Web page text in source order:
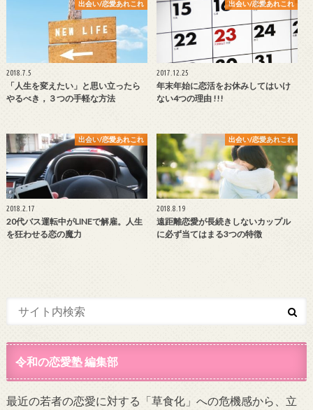
出会い/恋愛あれこれ
2018.7.5
「人生を変えたい」と思い立ったら
やるべき，３つの手軽な方法
出会い/恋愛あれこれ
2017.12.25
年末年始に恋活をお休みしてはいけ
ない4つの理由 !!!
出会い/恋愛あれこれ
2018.2.17
20代バス運転中がLINEで解雇。人生
を狂わせる恋の魔力
出会い/恋愛あれこれ
2018.8.19
遠距離恋愛が長続きしないカップル
に必ず当てはまる3つの特徴
令和の恋愛塾 編集部
最近の若者の恋愛に対する「草食化」への危機感から、立